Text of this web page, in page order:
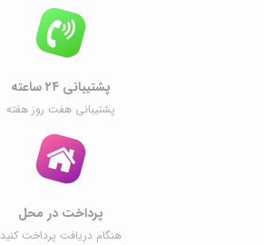
پشتیبانی ۲۴ ساعته
پشتیبانی هفت روز هفته
پرداخت در محل
هنگام دریافت پرداخت کنید